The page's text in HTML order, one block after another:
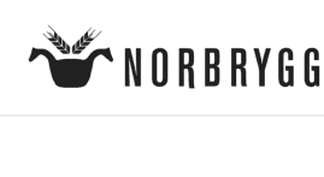
rett